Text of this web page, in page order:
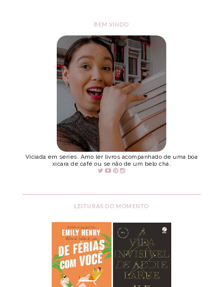
BEM VINDO
Viciada em series. Amo ler livros acompanhado de uma boa
xicara de café ou se não de um belo chá.
LEITURAS DO MOMENTO